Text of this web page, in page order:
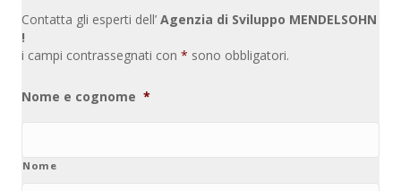
Contatta gli esperti dell’ Agenzia di Sviluppo MENDELSOHN
!
i campi contrassegnati con * sono obbligatori.
Nome e cognome *
Nome